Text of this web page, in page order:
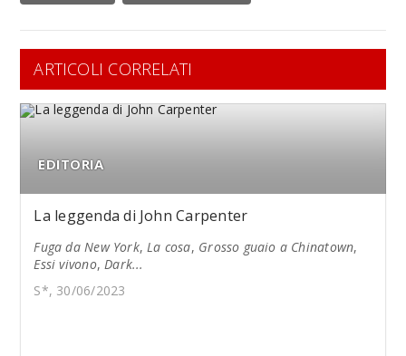
ARTICOLI CORRELATI
EDITORIA
La leggenda di John Carpenter
Fuga da New York,La cosa, Grosso guaio a Chinatown,
Essi vivono,Dark...
S*, 30/06/2023